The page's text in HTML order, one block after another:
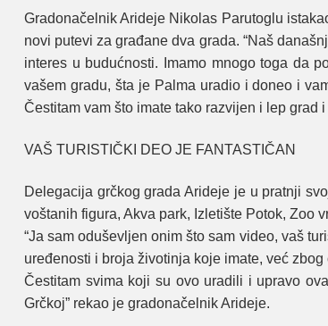
Gradonačelnik Arideje Nikolas Parutoglu
novi putevi za građane dva grada. “Naš
interes u budućnosti. Imamo mnogo toga da
vašem gradu, šta je Palma uradio i doneo i
Čestitam vam što imate tako razvijen i lep grad
VAŠ TURISTIČKI DEO JE FANTASTIČAN
Delegacija grčkog grada Arideje je u pratnji
voštanih figura, Akva park, Izletište Potok, Zoo
“Ja sam oduševljen onim što sam video, vaš
uređenosti i broja životinja koje imate, već
Čestitam svima koji su ovo uradili i upravo
Grčkoj” rekao je gradonačelnik Arideje.